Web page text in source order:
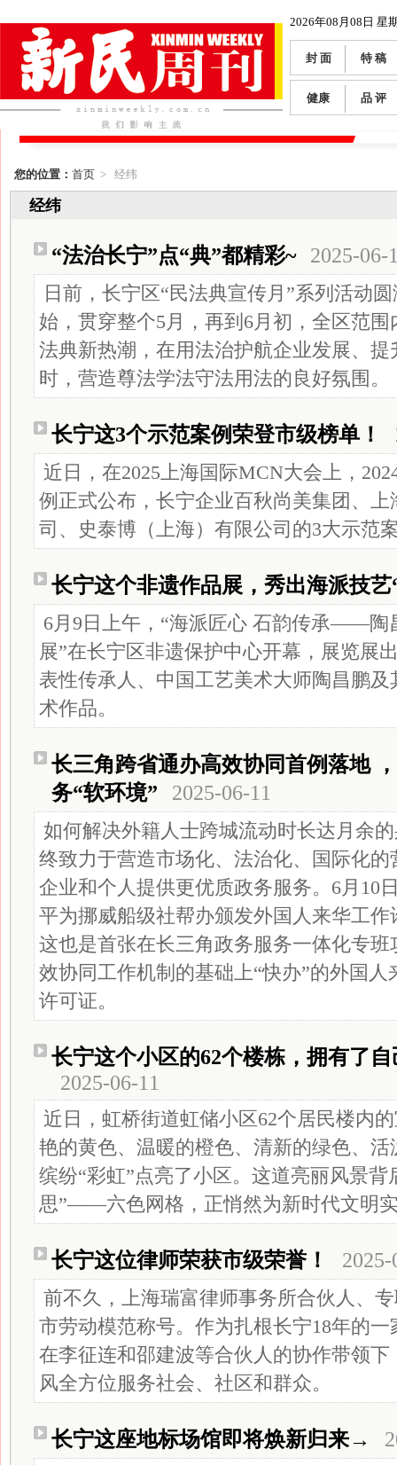
2026年08月08日 星
封 面 特 稿
健康 品 评
您的位置： 首页 > 经纬
经纬
“法治长宁”点“典”都精彩~ 2025-06-
日前，长宁区“民法典宣传月”系列活动
始，贯穿整个5月，再到6月初，全区范
法典新热潮，在用法治护航企业发展、
时，营造尊法学法守法用法的良好氛围。
长宁这3个示范案例荣登市级榜单！
近日，在2025上海国际MCN大会上，
例正式公布，长宁企业百秋尚美集团、
司、史泰博（上海）有限公司的3大示范
长宁这个非遗作品展，秀出海派技艺
6月9日上午，“海派匠心 石韵传承——陶
展”在长宁区非遗保护中心开幕，展览展
表性传承人、中国工艺美术大师陶昌鹏及
术作品。
长三角跨省通办高效协同首例落地
务“软环境”
2025-06-11
如何解决外籍人士跨城流动时长达月余
终致力于营造市场化、法治化、国际化
企业和个人提供更优质政务服务。6月10
平为挪威船级社帮办颁发外国人来华工
这也是首张在长三角政务服务一体化专
效协同工作机制的基础上“快办”的外国
许可证。
长宁这个小区的62个楼栋，拥有了
2025-06-11
近日，虹桥街道虹储小区62个居民楼内
艳的黄色、温暖的橙色、清新的绿色、
缤纷“彩虹”点亮了小区。这道亮丽风景背
思”——六色网格，正悄然为新时代文明
长宁这位律师荣获市级荣誉！
前不久，上海瑞富律师事务所合伙人、
市劳动模范称号。作为扎根长宁18年的
在李征连和邵建波等合伙人的协作带领
风全方位服务社会、社区和群众。
长宁这座地标场馆即将焕新归来→